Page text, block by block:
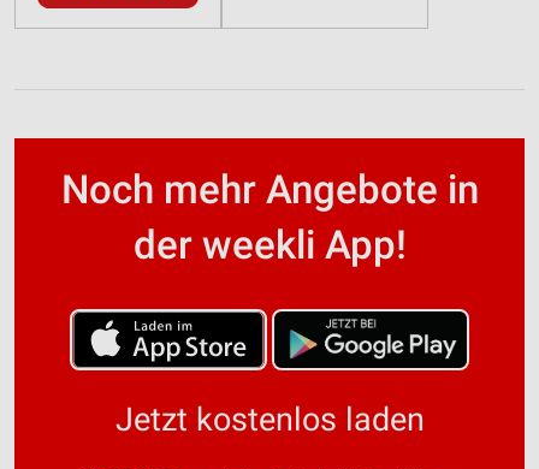
Noch mehr Angebote in
der weekli App!
Jetzt kostenlos laden